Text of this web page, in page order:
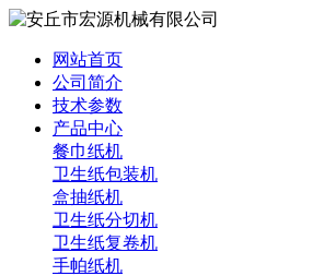
网站首页
公司简介
技术参数
产品中心
餐巾纸机
卫生纸包装机
盒抽纸机
卫生纸分切机
卫生纸复卷机
手帕纸机